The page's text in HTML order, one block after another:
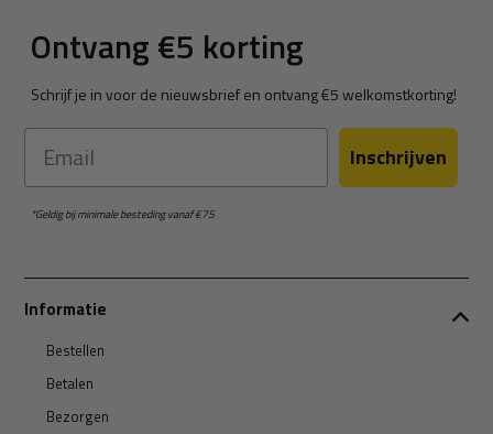
Ontvang €5 korting
Schrijf je in voor de nieuwsbrief en ontvang €5 welkomstkorting!
Email Inschrijven
*Geldig bij minimale besteding vanaf €75
Informatie
Bestellen
Betalen
Bezorgen